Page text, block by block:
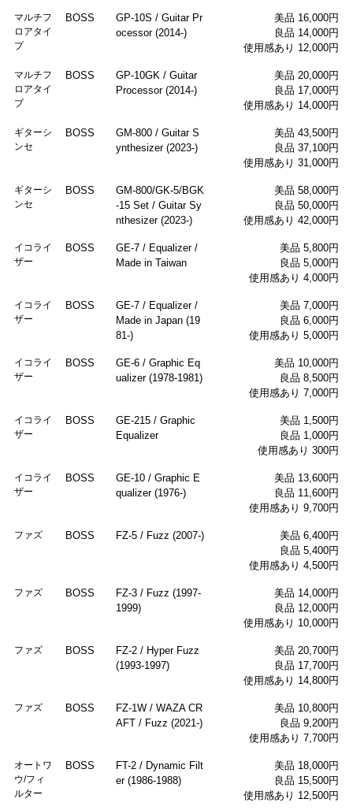
マルチフ
ロアタイ
プ
BOSS
GP-10S / Guitar Pr
ocessor (2014-)
美品 16,000円
良品 14,000円
使用感あり 12,000円
マルチフ
ロアタイ
プ
BOSS
GP-10GK / Guitar
Processor (2014-)
美品 20,000円
良品 17,000円
使用感あり 14,000円
ギターシ
ンセ
BOSS
GM-800 / Guitar S
ynthesizer (2023-)
美品 43,500円
良品 37,100円
使用感あり 31,000円
ギターシ
ンセ
BOSS
GM-800/GK-5/BGK
-15 Set / Guitar Sy
nthesizer (2023-)
美品 58,000円
良品 50,000円
使用感あり 42,000円
イコライ
ザー
BOSS
GE-7 / Equalizer /
Made in Taiwan
美品 5,800円
良品 5,000円
使用感あり 4,000円
イコライ
ザー
BOSS
GE-7 / Equalizer /
Made in Japan (19
81-)
美品 7,000円
良品 6,000円
使用感あり 5,000円
イコライ
ザー
BOSS
GE-6 / Graphic Eq
ualizer (1978-1981)
美品 10,000円
良品 8,500円
使用感あり 7,000円
イコライ
ザー
BOSS
GE-215 / Graphic
Equalizer
美品 1,500円
良品 1,000円
使用感あり 300円
イコライ
ザー
BOSS
GE-10 / Graphic E
qualizer (1976-)
美品 13,600円
良品 11,600円
使用感あり 9,700円
ファズ BOSS FZ-5 / Fuzz (2007-)
美品 6,400円
良品 5,400円
使用感あり 4,500円
ファズ BOSS
FZ-3 / Fuzz (1997-
1999)
美品 14,000円
良品 12,000円
使用感あり 10,000円
ファズ BOSS
FZ-2 / Hyper Fuzz
(1993-1997)
美品 20,700円
良品 17,700円
使用感あり 14,800円
ファズ BOSS
FZ-1W / WAZA CR
AFT / Fuzz (2021-)
美品 10,800円
良品 9,200円
使用感あり 7,700円
オートワ
ウ/フィ
ルター
BOSS
FT-2 / Dynamic Filt
er (1986-1988)
美品 18,000円
良品 15,500円
使用感あり 12,500円